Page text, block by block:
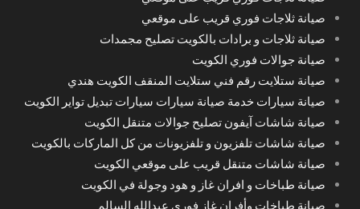
صيانة ثلاجات فوري قريب على موقعي
صيانة ثلاجات و برادات بالكويت تصليح مجمدات
صيانة جوالات فوري الكويت
صيانة ستلايت رقم فني ستلايت المنقف الكويت هندي
صيانة سيارات خدمة صيانة سيارات سيارات تبديل تواير الكويت
صيانة شاشات آيفون تصليح جوالات متنقل الكويت
صيانة شاشات تلفزيون و تلفزيونات من كل الماركات بالكويت
صيانة شاشات متنقل قريب على موقعي الكويت
صيانة طباخات و افران غاز و هود وجولة في الكويت
صيانة طباخات وأفران غاز فوري عبدالله السالم